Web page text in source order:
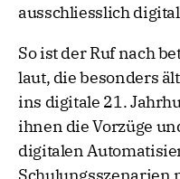
ausschliesslich
So ist der Ruf nach
laut, die besonders
ins digitale 21.
ihnen die Vorzüge
digitalen